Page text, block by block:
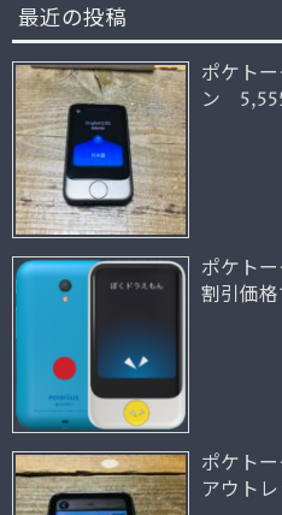
最近の投稿
ポケト
ン
ポケト
割引価格
ポケト
アウト